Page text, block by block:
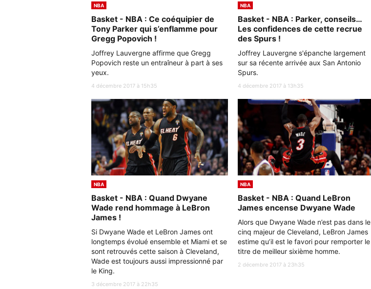
NBA
Basket - NBA : Ce coéquipier de
Tony Parker qui s’enflamme pour
Gregg Popovich !
Joffrey Lauvergne affirme que Gregg
Popovich reste un entraîneur à part à ses
yeux.
4 décembre 2017 à 15h35
NBA
Basket - NBA : Parker, conseils…
Les confidences de cette recrue
des Spurs !
Joffrey Lauvergne s'épanche largement
sur sa récente arrivée aux San Antonio
Spurs.
4 décembre 2017 à 13h35
NBA
Basket - NBA : Quand Dwyane
Wade rend hommage à LeBron
James !
Si Dwyane Wade et LeBron James ont
longtemps évolué ensemble et Miami et se
sont retrouvés cette saison à Cleveland,
Wade est toujours aussi impressionné par
le King.
3 décembre 2017 à 22h35
NBA
Basket - NBA : Quand LeBron
James encense Dwyane Wade
Alors que Dwyane Wade n’est pas dans le
cinq majeur de Cleveland, LeBron James
estime qu’il est le favori pour remporter le
titre de meilleur sixième homme.
2 décembre 2017 à 23h35